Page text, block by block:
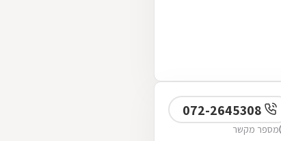
מספר מקשר